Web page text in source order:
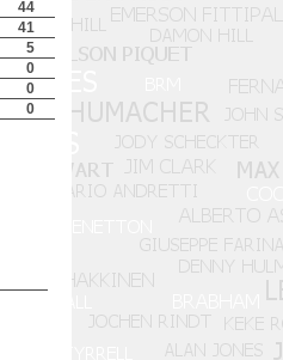
44
41
5
0
0
0